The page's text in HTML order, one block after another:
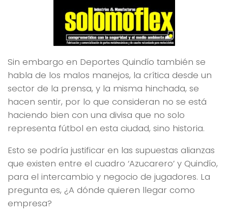
Sin embargo en Deportes Quindío también se
habla de los malos manejos, la crítica desde un
sector de la prensa, y la misma hinchada, se
hacen sentir, por lo que consideran no se está
haciendo bien con una divisa que no solo
representa fútbol en esta ciudad, sino historia.
Esto se podría justificar en las supuestas alianzas
que existen entre el cuadro ‘Azucarero’ y Quindío,
para el intercambio y negocio de jugadores. La
pregunta es, ¿A dónde quieren llegar como
empresa?